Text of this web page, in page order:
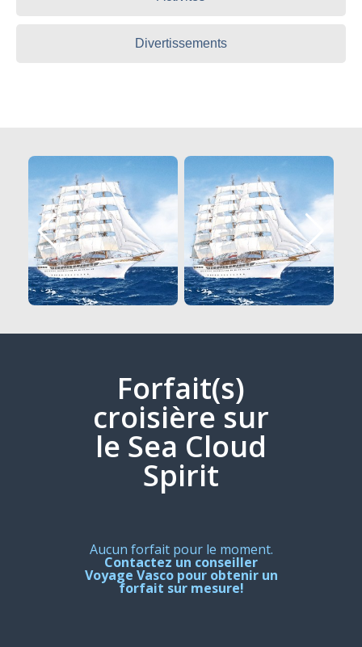
Divertissements
Forfait(s)
croisière sur
le Sea Cloud
Spirit
Aucun forfait pour le moment.
Contactez un conseiller
Voyage Vasco pour obtenir un
forfait sur mesure!